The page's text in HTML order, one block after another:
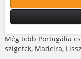
Még több Portugália
szigetek, Madeira,